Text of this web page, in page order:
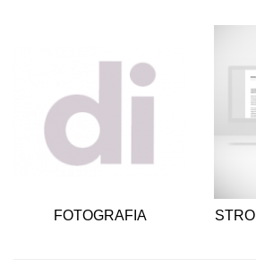
FOTOGRAFIA